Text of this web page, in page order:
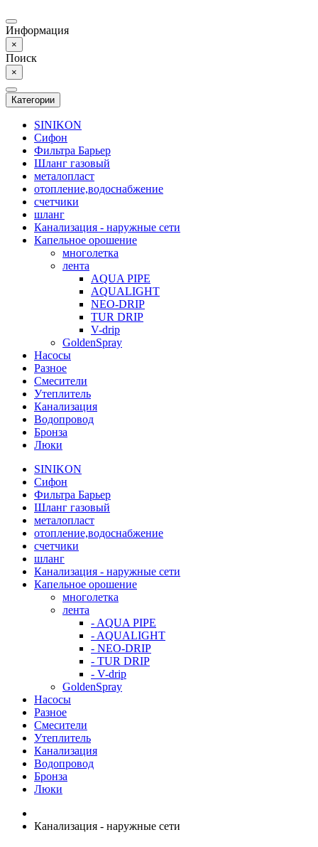
Информация
×
Поиск
×
Категории
SINIKON
Сифон
Фильтра Барьер
Шланг газовый
металопласт
отопление,водоснабжение
счетчики
шланг
Канализация - наружные сети
Капельное орошение
многолетка
лента
AQUA PIPE
AQUALIGHT
NEO-DRIP
TUR DRIP
V-drip
GoldenSpray
Насосы
Разное
Смесители
Утеплитель
Канализация
Водопровод
Бронза
Люки
SINIKON
Сифон
Фильтра Барьер
Шланг газовый
металопласт
отопление,водоснабжение
счетчики
шланг
Канализация - наружные сети
Капельное орошение
многолетка
лента
- AQUA PIPE
- AQUALIGHT
- NEO-DRIP
- TUR DRIP
- V-drip
GoldenSpray
Насосы
Разное
Смесители
Утеплитель
Канализация
Водопровод
Бронза
Люки
Канализация - наружные сети